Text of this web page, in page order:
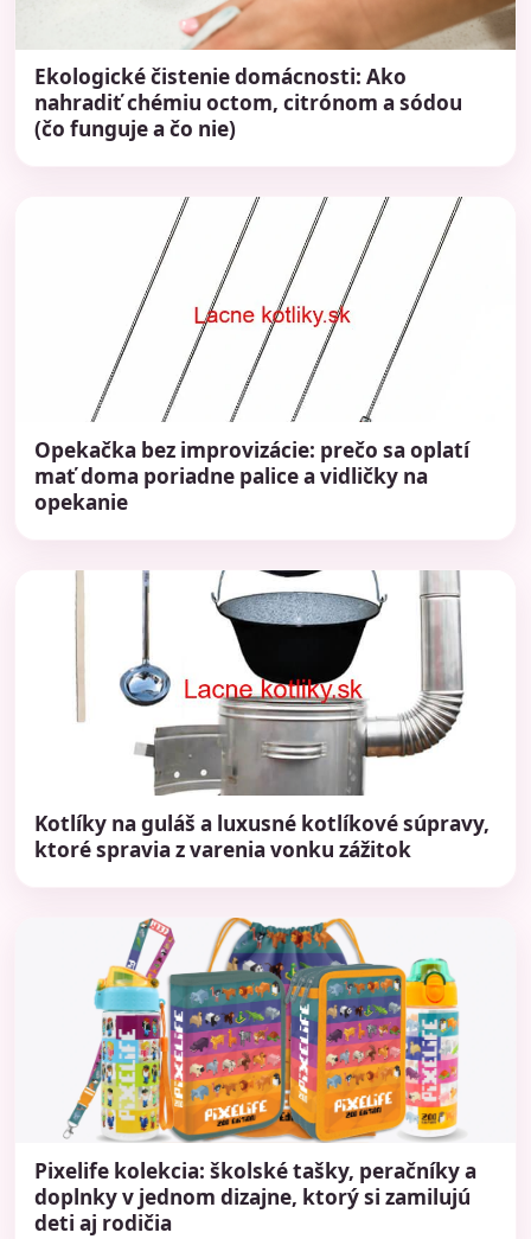
Ekologické čistenie domácnosti: Ako
nahradiť chémiu octom, citrónom a sódou
(čo funguje a čo nie)
Opekačka bez improvizácie: prečo sa oplatí
mať doma poriadne palice a vidličky na
opekanie
Kotlíky na guláš a luxusné kotlíkové súpravy,
ktoré spravia z varenia vonku zážitok
Pixelife kolekcia: školské tašky, peračníky a
doplnky v jednom dizajne, ktorý si zamilujú
deti aj rodičia